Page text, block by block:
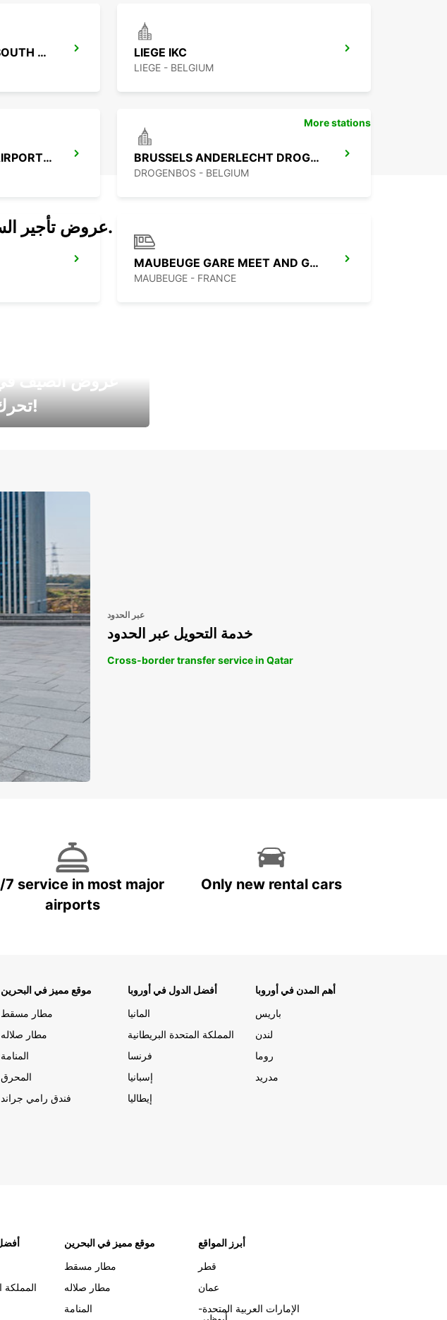
CHARLEROI BRUSSELS SOUTH APT IKC LIEGE IKC
LIEGE - BELGIUM
BRUSSELS ZAVENTEM AIRPORT IKC *RY* BRUSSELS ANDERLECHT DROGENBOS IKC
DROGENBOS - BELGIUM
MAUBEUGE GARE MEET AND GREET
MAUBEUGE - FRANCE
More stations
عروض تأجير السيارات وتأجير الشاحنات اليوم.
تحرك!
عبر الحدود
خدمة التحويل عبر الحدود
Cross-border transfer service in Qatar
7 service in most major
airports
Only new rental cars
موقع مميز في البحرين
مطار مسقط
مطار صلاله
المنامة
المحرق
فندق رامي جراند
أفضل الدول في أوروبا
المانيا
المملكة المتحدة البريطانية
فرنسا
إسبانيا
إيطاليا
أهم المدن في أوروبا
باريس
لندن
روما
مدريد
المملكة
موقع مميز في البحرين
مطار مسقط
مطار صلاله
المنامة
أبرز المواقع
قطر
عمان
الإمارات العربية المتحدة-